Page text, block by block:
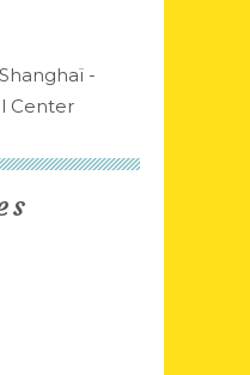
-
Center